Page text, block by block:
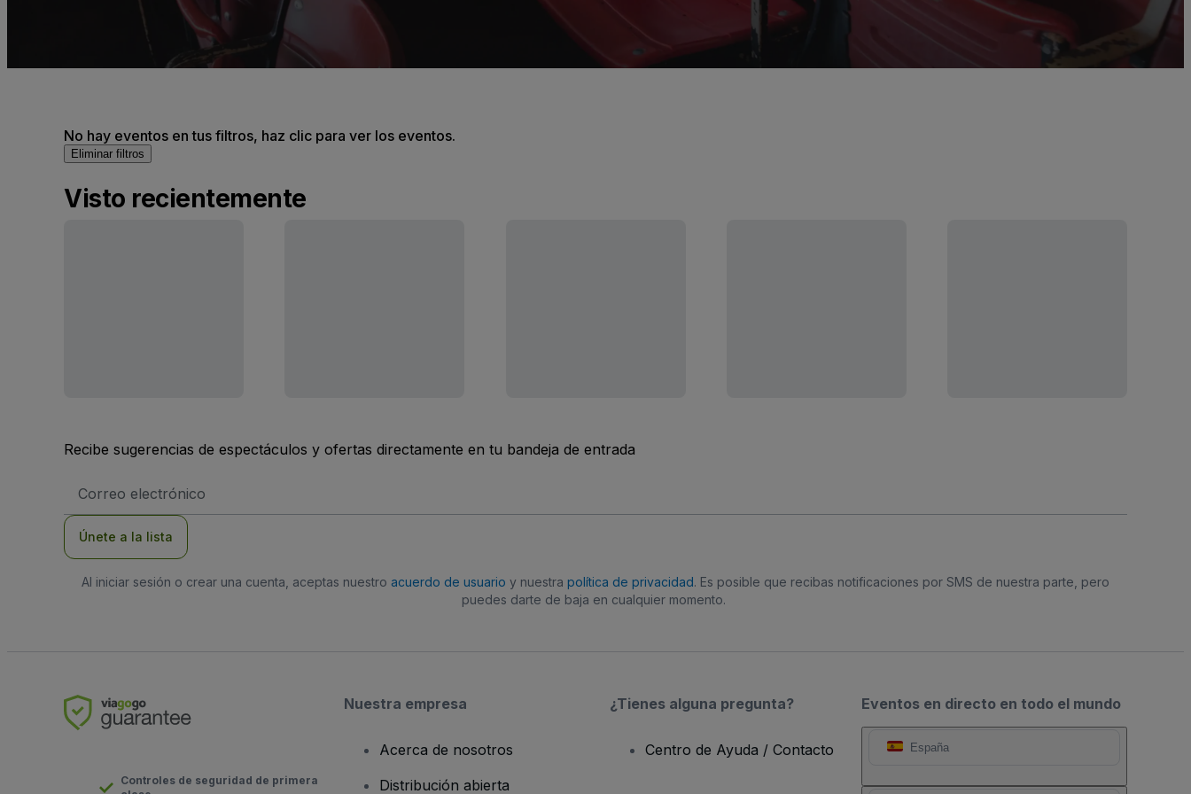
No hay eventos en tus filtros, haz clic para ver los eventos.
Eliminar filtros
Visto recientemente
Recibe sugerencias de espectáculos y ofertas directamente en tu bandeja de entrada
de
Únete a la lista
Al iniciar sesión o crear una cuenta, aceptas nuestro acuerdo de usuario y nuestra política de privacidad. Es posible que recibas notificaciones por SMS de nuestra parte, pero
puedes darte de baja en cualquier momento.
Eventos en directo en todo el mundo
España
Controles de seguridad de primera
Nuestra empresa
Acerca de nosotros
Distribución abierta
¿Tienes alguna pregunta?
Centro de Ayuda / Contacto